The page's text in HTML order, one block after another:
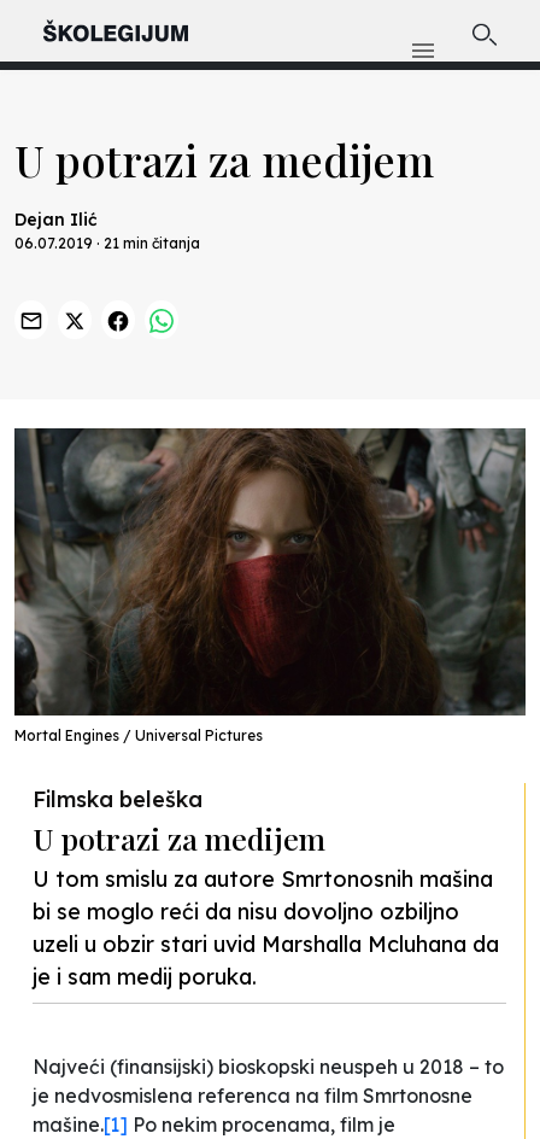
U potrazi za medijem
Dejan Ilić
06.07.2019 · 21 min čitanja
Mortal Engines / Universal Pictures
Filmska beleška
U potrazi za medijem
U tom smislu za autore Smrtonosnih mašina
bi se moglo reći da nisu dovoljno ozbiljno
uzeli u obzir stari uvid Marshalla Mcluhana da
je i sam medij poruka.
Najveći (finansijski) bioskopski neuspeh u 2018 – to
je nedvosmislena referenca na film Smrtonosne
mašine.[1] Po nekim procenama, film je